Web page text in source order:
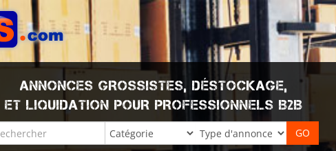
ANNONCES GROSSISTES, DÉSTOCKAGE,
ET LIQUIDATION POUR PROFESSIONNELS B2B